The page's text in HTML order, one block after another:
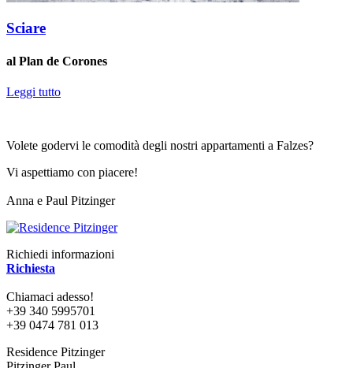
Sciare
al Plan de Corones
Leggi tutto
Volete godervi le comodità degli nostri appartamenti a Falzes?
Vi aspettiamo con piacere!
Anna e Paul Pitzinger
Richiedi informazioni
Richiesta
Chiamaci adesso!
+39 340 5995701
+39 0474 781 013
Residence Pitzinger